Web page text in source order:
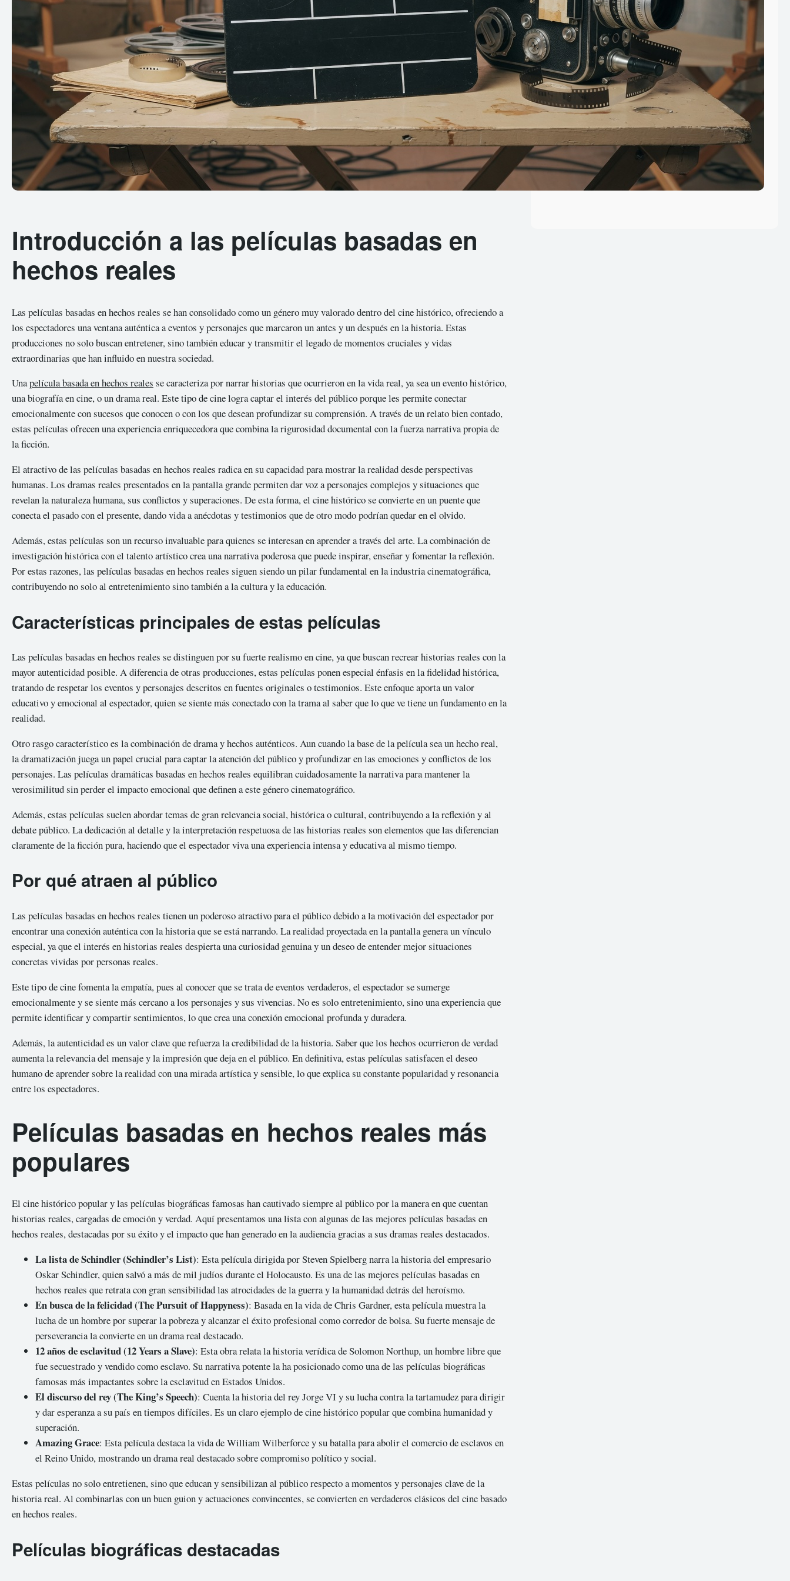
Introducción a las películas basadas en
hechos reales
Las películas basadas en hechos reales se han consolidado como un género muy valorado dentro del cine histórico, ofreciendo a
los espectadores una ventana auténtica a eventos y personajes que marcaron un antes y un después en la historia. Estas
producciones no solo buscan entretener, sino también educar y transmitir el legado de momentos cruciales y vidas
extraordinarias que han influido en nuestra sociedad.
Unapelícula basada en hechos reales se caracteriza por narrar historias que ocurrieron en la vida real, ya sea un evento histórico,
una biografía en cine, o un drama real. Este tipo de cine logra captar el interés del público porque les permite conectar
emocionalmente con sucesos que conocen o con los que desean profundizar su comprensión. A través de un relato bien contado,
estas películas ofrecen una experiencia enriquecedora que combina la rigurosidad documental con la fuerza narrativa propia de
la ficción.
El atractivo de las películas basadas en hechos reales radica en su capacidad para mostrar la realidad desde perspectivas
humanas. Los dramas reales presentados en la pantalla grande permiten dar voz a personajes complejos y situaciones que
revelan la naturaleza humana, sus conflictos y superaciones. De esta forma, el cine histórico se convierte en un puente que
conecta el pasado con el presente, dando vida a anécdotas y testimonios que de otro modo podrían quedar en el olvido.
Además, estas películas son un recurso invaluable para quienes se interesan en aprender a través del arte. La combinación de
investigación histórica con el talento artístico crea una narrativa poderosa que puede inspirar, enseñar y fomentar la reflexión.
Por estas razones, las películas basadas en hechos reales siguen siendo un pilar fundamental en la industria cinematográfica,
contribuyendo no solo al entretenimiento sino también a la cultura y la educación.
Características principales de estas películas
Las películas basadas en hechos reales se distinguen por su fuerte realismo en cine, ya que buscan recrear historias reales con la
mayor autenticidad posible. A diferencia de otras producciones, estas películas ponen especial énfasis en la fidelidad histórica,
tratando de respetar los eventos y personajes descritos en fuentes originales o testimonios. Este enfoque aporta un valor
educativo y emocional al espectador, quien se siente más conectado con la trama al saber que lo que ve tiene un fundamento en la
realidad.
Otro rasgo característico es la combinación de drama y hechos auténticos. Aun cuando la base de la película sea un hecho real,
la dramatización juega un papel crucial para captar la atención del público y profundizar en las emociones y conflictos de los
personajes. Las películas dramáticas basadas en hechos reales equilibran cuidadosamente la narrativa para mantener la
verosimilitud sin perder el impacto emocional que definen a este género cinematográfico.
Además, estas películas suelen abordar temas de gran relevancia social, histórica o cultural, contribuyendo a la reflexión y al
debate público. La dedicación al detalle y la interpretación respetuosa de las historias reales son elementos que las diferencian
claramente de la ficción pura, haciendo que el espectador viva una experiencia intensa y educativa al mismo tiempo.
Por qué atraen al público
Las películas basadas en hechos reales tienen un poderoso atractivo para el público debido a la motivación del espectador por
encontrar una conexión auténtica con la historia que se está narrando. La realidad proyectada en la pantalla genera un vínculo
especial, ya que el interés en historias reales despierta una curiosidad genuina y un deseo de entender mejor situaciones
concretas vividas por personas reales.
Este tipo de cine fomenta la empatía, pues al conocer que se trata de eventos verdaderos, el espectador se sumerge
emocionalmente y se siente más cercano a los personajes y sus vivencias. No es solo entretenimiento, sino una experiencia que
permite identificar y compartir sentimientos, lo que crea una conexión emocional profunda y duradera.
Además, la autenticidad es un valor clave que refuerza la credibilidad de la historia. Saber que los hechos ocurrieron de verdad
aumenta la relevancia del mensaje y la impresión que deja en el público. En definitiva, estas películas satisfacen el deseo
humano de aprender sobre la realidad con una mirada artística y sensible, lo que explica su constante popularidad y resonancia
entre los espectadores.
Películas basadas en hechos reales más
populares
El cine histórico popular y las películas biográficas famosas han cautivado siempre al público por la manera en que cuentan
historias reales, cargadas de emoción y verdad. Aquí presentamos una lista con algunas de las mejores películas basadas en
hechos reales, destacadas por su éxito y el impacto que han generado en la audiencia gracias a sus dramas reales destacados.
La lista de Schindler (Schindler’s List): Esta película dirigida por Steven Spielberg narra la historia del empresario
Oskar Schindler, quien salvó a más de mil judíos durante el Holocausto. Es una de las mejores películas basadas en
hechos reales que retrata con gran sensibilidad las atrocidades de la guerra y la humanidad detrás del heroísmo.
En busca de la felicidad (The Pursuit of Happyness): Basada en la vida de Chris Gardner, esta película muestra la
lucha de un hombre por superar la pobreza y alcanzar el éxito profesional como corredor de bolsa. Su fuerte mensaje de
perseverancia la convierte en un drama real destacado.
12 años de esclavitud (12 Years a Slave): Esta obra relata la historia verídica de Solomon Northup, un hombre libre que
fue secuestrado y vendido como esclavo. Su narrativa potente la ha posicionado como una de las películas biográficas
famosas más impactantes sobre la esclavitud en Estados Unidos.
El discurso del rey (The King’s Speech): Cuenta la historia del rey Jorge VI y su lucha contra la tartamudez para dirigir
y dar esperanza a su país en tiempos difíciles. Es un claro ejemplo de cine histórico popular que combina humanidad y
superación.
Amazing Grace: Esta película destaca la vida de William Wilberforce y su batalla para abolir el comercio de esclavos en
el Reino Unido, mostrando un drama real destacado sobre compromiso político y social.
Estas películas no solo entretienen, sino que educan y sensibilizan al público respecto a momentos y personajes clave de la
historia real. Al combinarlas con un buen guion y actuaciones convincentes, se convierten en verdaderos clásicos del cine basado
en hechos reales.
Películas biográficas destacadas
Guía para principiantes sobre el uso
legal de torrents en España
Por qué el cine en 4K está
revolucionando el streaming en casa
Preservación películas europeas en
plataformas